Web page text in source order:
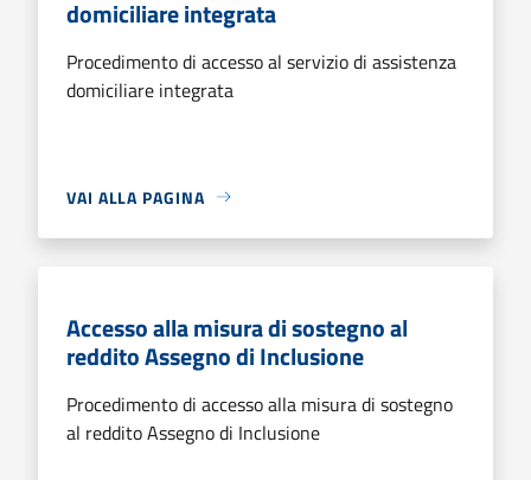
domiciliare integrata
Procedimento di accesso al servizio di assistenza
domiciliare integrata
VAI ALLA PAGINA
Accesso alla misura di sostegno al
reddito Assegno di Inclusione
Procedimento di accesso alla misura di sostegno
al reddito Assegno di Inclusione